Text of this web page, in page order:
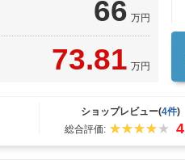
66 万円
73.81 万円
ショップレビュー(4件)
総合評価:
4